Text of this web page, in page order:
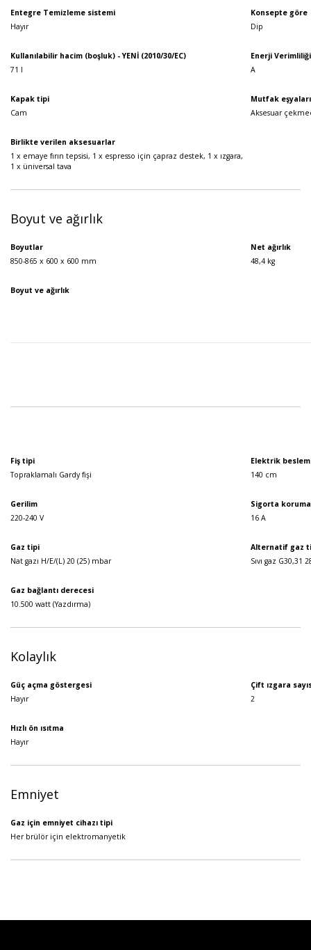
Entegre Temizleme sistemi
Hayır
Konsepte göre
Dip
Kullanılabilir hacim (boşluk) - YENİ (2010/30/EC)
71 l
Enerji Verimliliği
A
Kapak tipi
Cam
Mutfak
Aksesuar
Birlikte verilen aksesuarlar
1 x emaye fırın tepsisi, 1 x espresso için çapraz destek, 1 x ızgara,
1 x üniversal tava
Boyut ve ağırlık
Boyutlar
850-865 x 600 x 600 mm
Net ağırlık
48,4 kg
Boyut ve ağırlık
Önceki
Fiş tipi
Topraklamalı Gardy fişi
Elektrik
140 cm
Gerilim
220-240 V
Sigorta
16 A
Gaz tipi
Nat gazı H/E/(L) 20 (25) mbar
Alternatif gaz
Sıvı gaz G30,31
Gaz bağlantı derecesi
10.500 watt (Yazdırma)
Kolaylık
Güç açma göstergesi
Hayır
Çift ızgara
2
Hızlı ön ısıtma
Hayır
Emniyet
Gaz için emniyet cihazı tipi
Her brülör için elektromanyetik